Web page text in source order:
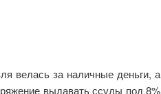
велась за наличные деньги, а
выдавать ссуды под 8%